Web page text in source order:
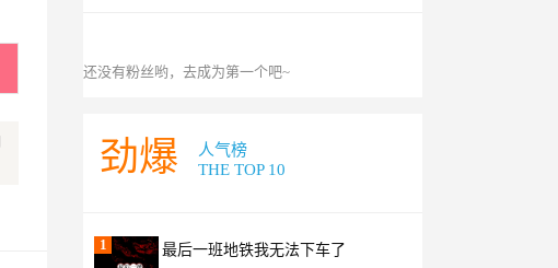
还没有粉丝哟，去成为第一个吧~
劲爆
人气榜
THE TOP 10
1 最后一班地铁我无法下车了